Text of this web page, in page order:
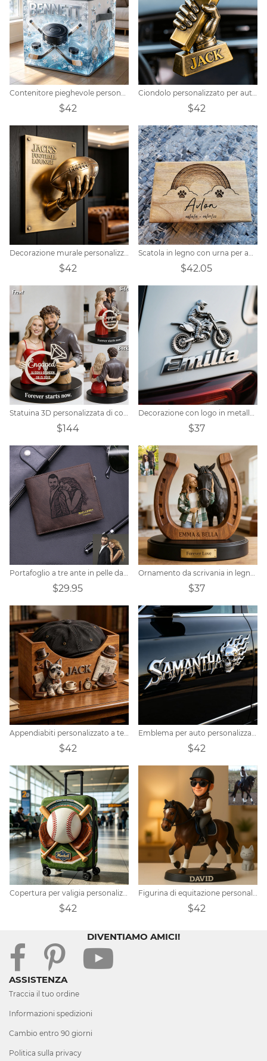
Contenitore pieghevole personalizzato a tema hockey
$42
Ciondolo personalizzato per auto a forma di lingotto d'oro
$42
Decorazione murale personalizzata a forma di mano di calciatore
$42
Scatola in legno con urna per animali arcobaleno personalizzata
$42.05
Statuina 3D personalizzata di coppia di fidanzati da foto, regalo con bobblehead, regalo di San Valentino, anniversario per coppie, ricordo di fidanzati
$144
Decorazione con logo in metallo personalizzato per motocross
$37
Portafoglio a tre ante in pelle da uomo personalizzato con foto
$29.95
Ornamento da scrivania in legno personalizzato a forma di ferro di cavallo raffigurante un essere umano e un cavallo.
$37
Appendiabiti personalizzato a tema Schnauzer
$42
Emblema per auto personalizzato con scritta gotica a forma di teschio fiammeggiante.
$42
Copertura per valigia personalizzata a tema baseball
$42
Figurina di equitazione personalizzata in stile cartone animato Pixar
$42
DIVENTIAMO AMICI!
ASSISTENZA
Traccia il tuo ordine
Informazioni spedizioni
Cambio entro 90 giorni
Politica sulla privacy